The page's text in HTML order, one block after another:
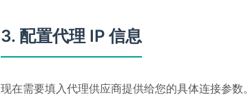
3. 配置代理 IP 信息
现在需要填入代理供应商提供给您的具体连接参数。